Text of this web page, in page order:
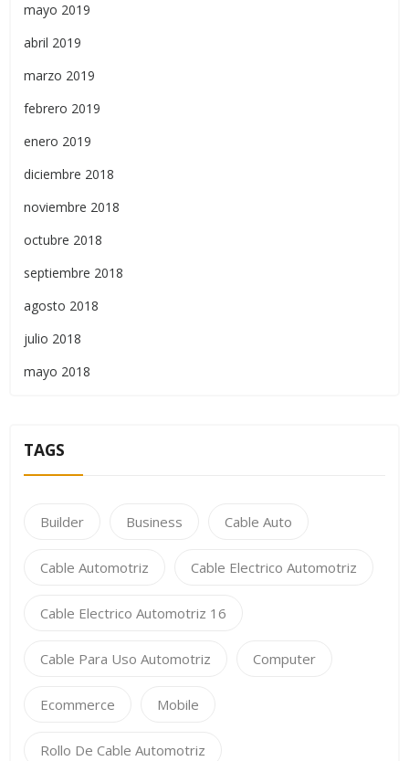
mayo 2019
abril 2019
marzo 2019
febrero 2019
enero 2019
diciembre 2018
noviembre 2018
octubre 2018
septiembre 2018
agosto 2018
julio 2018
mayo 2018
TAGS
Builder Business Cable Auto
Cable Automotriz Cable Electrico Automotriz
Cable Electrico Automotriz 16
Cable Para Uso Automotriz Computer
Ecommerce Mobile
Rollo De Cable Automotriz